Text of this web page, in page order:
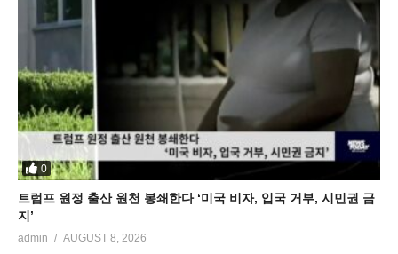
0
트럼프 원정 출산 원천 봉쇄한다 ‘미국 비자, 입국 거부, 시민권 금
지’
admin AUGUST 8, 2026